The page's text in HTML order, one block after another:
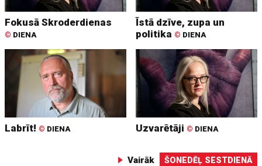
Fokusā Skroderdienas
© DIENA
Īstā dzīve, zupa un
politika © DIENA
Labrīt! © DIENA Uzvarētāji © DIENA
Vairāk ŠONEDĒĻ SESTDIENĀ